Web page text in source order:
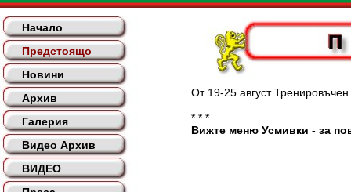
Начало
Предстоящо
Новини
Архив
Галерия
Видео Архив
ВИДЕО
От 19-25 август Тренировъчен
* * *
Вижте меню Усмивки - за